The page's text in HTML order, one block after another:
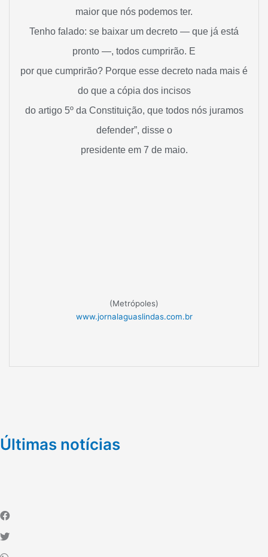
maior que nós podemos ter.
Tenho falado: se baixar um decreto — que já está
pronto —, todos cumprirão. E
por que cumprirão? Porque esse decreto nada mais é
do que a cópia dos incisos
do artigo 5º da Constituição, que todos nós juramos
defender”, disse o
presidente em 7 de maio.
(Metrópoles)
www.jornalaguaslindas.com.br
Últimas notícias